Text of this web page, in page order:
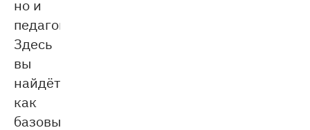
но и
педагогов.
Здесь
вы
найдёте
как
базовые